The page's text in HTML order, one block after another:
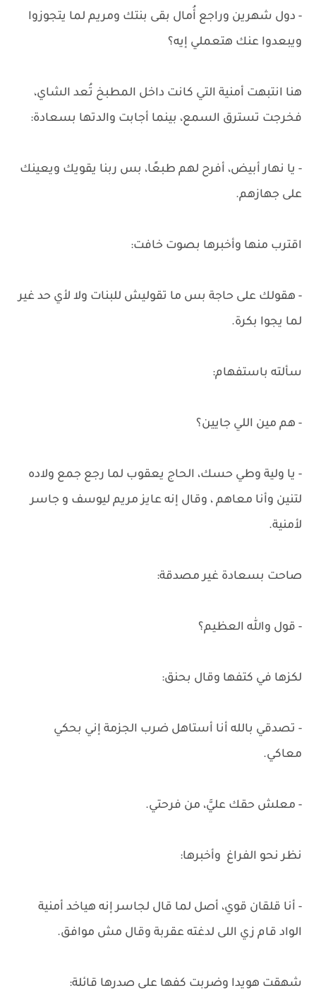
- دول شهرين وراجع أُمال بقى بنتك ومريم لما يتجوزوا
ويبعدوا عنك هتعملي إيه؟
هنا انتبهت أمنية التي كانت داخل المطبخ تُعد الشاي،
فخرجت تسترق السمع، بينما أجابت والدتها بسعادة:
- يا نهار أبيض، أفرح لهم طبعًا، بس ربنا يقويك ويعينك
على جهازهم.
اقترب منها وأخبرها بصوت خافت:
- هقولك على حاجة بس ما تقوليش للبنات ولا لأي حد غير
لما يجوا بكرة.
سألته باستفهام:
- هم مين اللي جايين؟
- يا ولية وطي حسك، الحاج يعقوب لما رجع جمع ولاده
لتنين وأنا معاهم ، وقال إنه عايز مريم ليوسف و جاسر
لأمنية.
صاحت بسعادة غير مصدقة:
- قول والله العظيم؟
لكزها في كتفها وقال بحنق:
- تصدقي بالله أنا أستاهل ضرب الجزمة إني بحكي
معاكي.
- معلش حقك عليَّ، من فرحتي.
نظر نحو الفراغ وأخبرها:
- أنا قلقان قوي، أصل لما قال لجاسر إنه هياخد أمنية
الواد قام زي اللى لدغته عقربة وقال مش موافق.
شهقت هويدا وضربت كفها على صدرها قائلة: